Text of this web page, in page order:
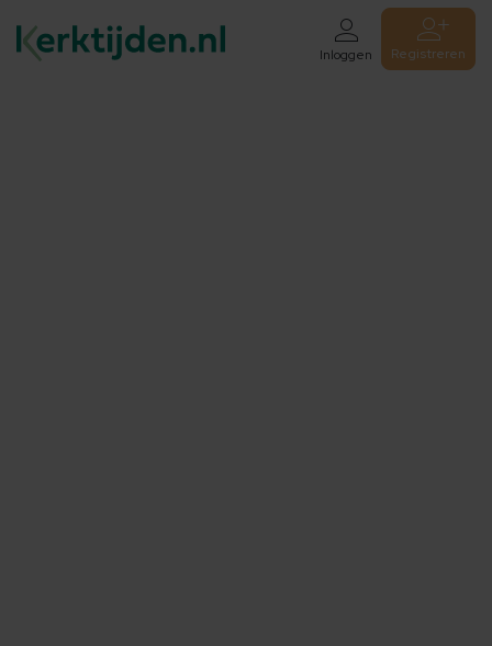
Inloggen Registreren